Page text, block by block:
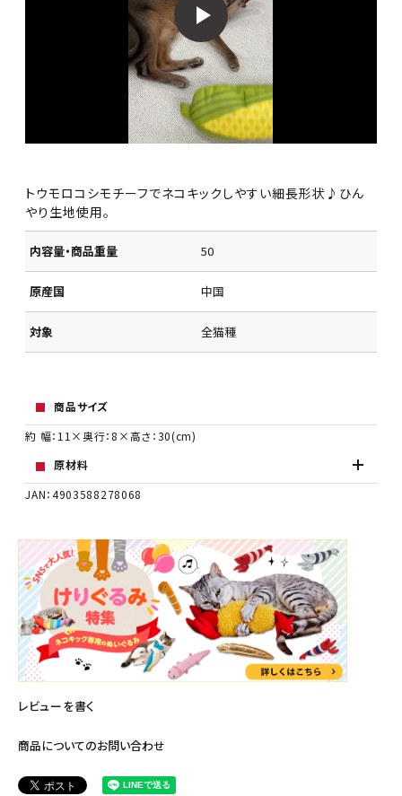
トウモロコシモチーフでネコキックしやすい細長形状♪ひん
やり生地使用。
内容量・商品重量 50
原産国 中国
対象 全猫種
商品サイズ
約 幅：11×奥行：8×高さ：30(cm)
原材料
JAN：4903588278068
レビューを書く
商品についてのお問い合わせ